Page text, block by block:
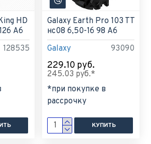
128535
HD
A6
Galaxy 93090
Galaxy Earth Pro 103 TT
нс08 6,50-16 98 A6
229.10 руб.
245.03 руб.*
*при покупке в
рассрочку
КУПИТЬ